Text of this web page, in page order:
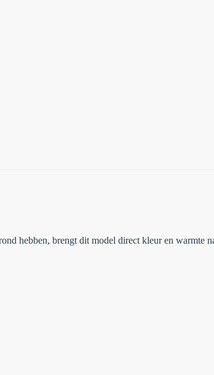
hebben, brengt dit model direct kleur en warmte